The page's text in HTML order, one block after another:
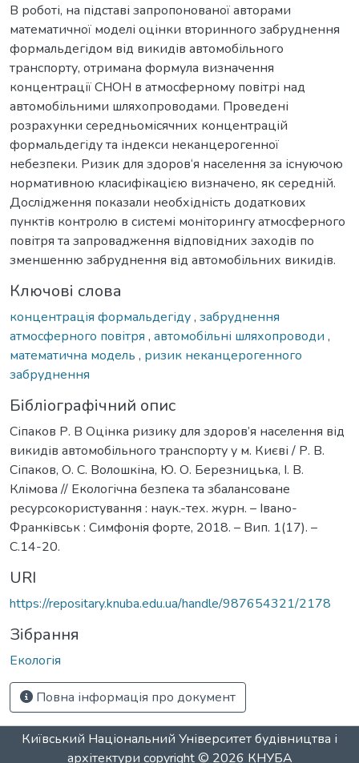
В роботі, на підставі запропонованої авторами
математичної моделі оцінки вторинного забруднення
формальдегідом від викидів автомобільного
транспорту, отримана формула визначення
концентрації СНОН в атмосферному повітрі над
автомобільними шляхопроводами. Проведені
розрахунки середньомісячних концентрацій
формальдегіду та індекси неканцерогенної
небезпеки. Ризик для здоров‘я населення за існуючою
нормативною класифікацією визначено, як середній.
Дослідження показали необхідність додаткових
пунктів контролю в системі моніторингу атмосферного
повітря та запровадження відповідних заходів по
зменшенню забруднення від автомобільних викидів.
Ключові слова
концентрація формальдегіду, забруднення
атмосферного повітря , автомобільні шляхопроводи ,
математична модель , ризик неканцерогенного
забруднення
Бібліографічний опис
Сіпаков Р. В Оцінка ризику для здоров’я населення від
викидів автомобільного транспорту у м. Києві / Р. В.
Сіпаков, О. С. Волошкіна, Ю. О. Березницька, І. В.
Клімова // Екологічна безпека та збалансоване
ресурсокористування : наук.-тех. журн. – Івано-
Франківськ : Симфонія форте, 2018. – Вип. 1(17). –
С.14-20.
URI
https://repositary.knuba.edu.ua/handle/987654321/2178
Зібрання
Екологія
Повна інформація про документ
Київський Національний Університет будівництва і
архітектури copyright © 2026 КНУБА